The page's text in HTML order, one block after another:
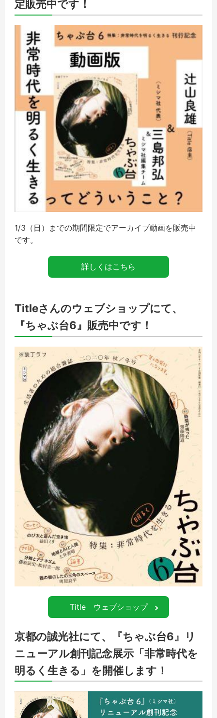
定販売中です！
1/3（日）までの期間限定でアーカイブ動画を販売中
です。
詳しくはこちら
Titleさんのウェブショップにて、
『ちゃぶ台6』販売中です！
Title ウェブショップ
京都の誠光社にて、『ちゃぶ台6』リ
ニューアル創刊記念展示「非常時代を
明るく生きる」を開催します！